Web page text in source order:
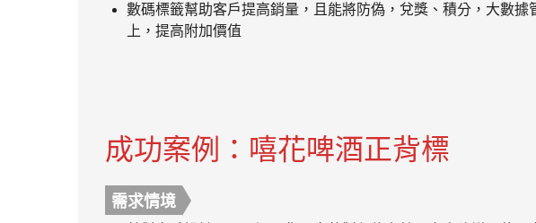
數碼標籤幫助客戶提高銷量，且能將防偽，兌獎、積分，大數據
上，提高附加價值
成功案例：嘻花啤酒正背標
需求情境